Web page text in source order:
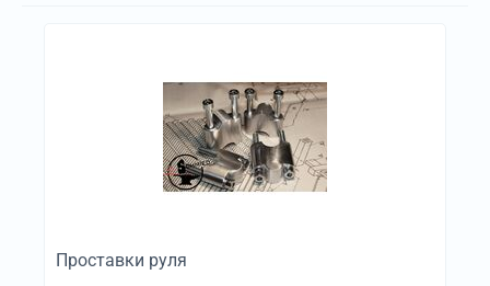
Проставки руля